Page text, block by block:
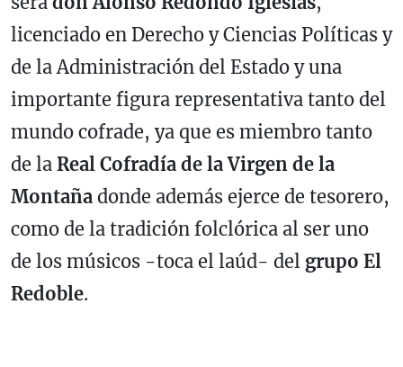
licenciado en Derecho y Ciencias Políticas y
de la Administración del Estado y una
importante figura representativa tanto del
mundo cofrade, ya que es miembro tanto
de la Real Cofradía de la Virgen de la
Montaña donde además ejerce de tesorero,
como de la tradición folclórica al ser uno
de los músicos -toca el laúd- del grupo El
Redoble.